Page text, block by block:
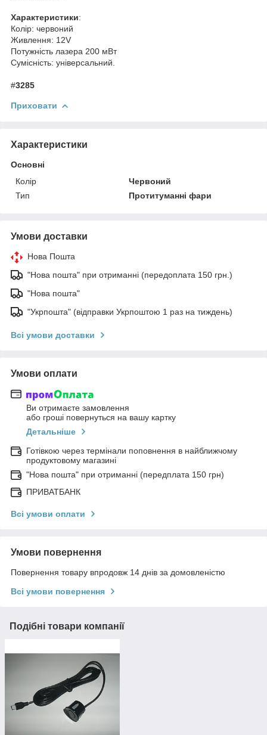
Характеристики:
Колір: червоний
Живлення: 12V
Потужність лазера 200 мВт
Сумісність: універсальний.
#3285
Приховати
Характеристики
Основні
Колір
Червоний
Тип
Протитуманні фари
Умови доставки
Нова Пошта
"Нова пошта" при отриманні (передоплата 150 грн.)
"Нова пошта"
"Укрпошта" (відправки Укрпоштою 1 раз на тиждень)
Всі умови доставки
Умови оплати
Ви отримаєте замовлення
або гроші повернуться на вашу картку
Детальніше
Готівкою через термінали поповнення в найближчому
продуктовому магазині
"Нова пошта" при отриманні (передплата 150 грн)
ПРИВАТБАНК
Всі умови оплати
Умови повернення
Повернення товару впродовж 14 днів за домовленістю
Всі умови повернення
Подібні товари компанії